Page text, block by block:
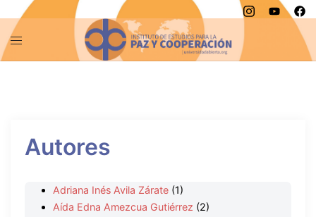
Saltar
contenido
Autores
Adriana Inés Avila Zárate (1)
Aída Edna Amezcua Gutiérrez (2)